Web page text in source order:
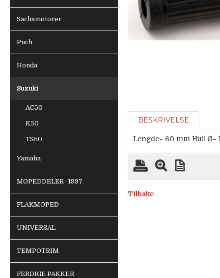
Sachsmotorer
Puch
Honda
Suzuki
AC50
K50
TS50
Yamaha
MOPEDDELER -1997
FLAKMOPED
UNIVERSAL
TEMPOTRIM
FERDIGE PAKKER
BESKRIVELSE
Lengde= 60 mm Hull Ø=
Tilbake